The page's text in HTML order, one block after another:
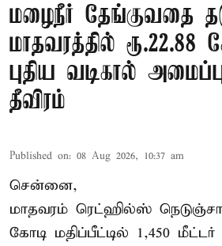
மழைநீர் தேங்குவதை
மாதவரத்தில் ரூ.22.88
புதிய வடிகால்
தீவிரம்
Published on: 08 Aug 2026, 10:37 am
சென்னை,
மாதவரம் ரெட்ஹில்ஸ்
கோடி மதிப்பீட்டில் 1,450